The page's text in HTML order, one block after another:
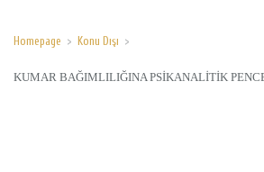
Homepage > Konu Dışı >
KUMAR BAĞIMLILIĞINA PSIKANALITIK